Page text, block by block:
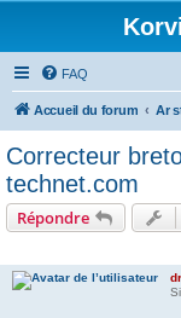
FAQ
Accueil du forum
Correcteur
technet.com
Répondre